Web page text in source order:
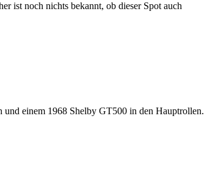
ist noch nichts bekannt, ob dieser Spot auch
und einem 1968 Shelby GT500 in den Hauptrollen.